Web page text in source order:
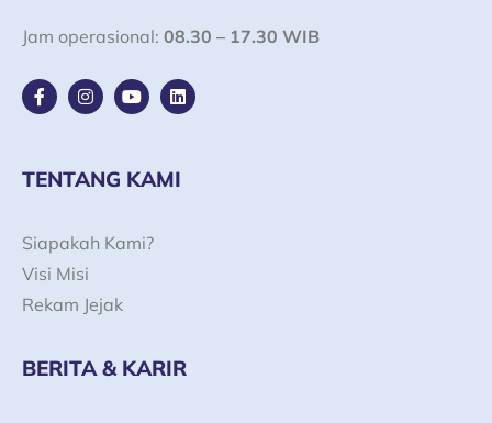
Jam operasional: 08.30 – 17.30 WIB
F
a
o
o
f
I
n
g
r
Y
o
b
e
L
i
d
i
TENTANG KAMI
Siapakah Kami?
Visi Misi
Rekam Jejak
BERITA & KARIR